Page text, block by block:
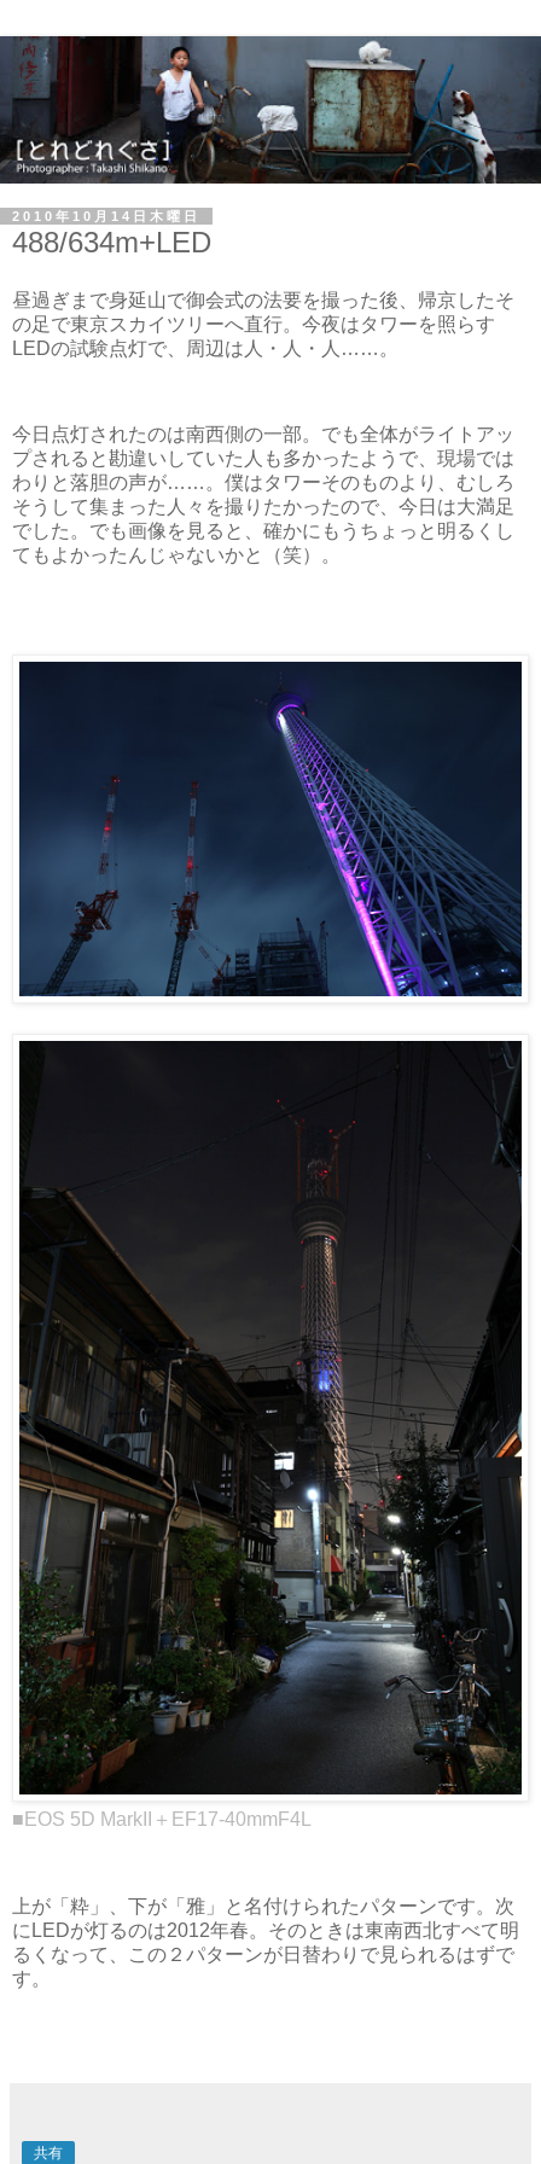
2010年10月14日木曜日
488/634m+LED
昼過ぎまで身延山で御会式の法要を撮った後、帰京したそ
の足で東京スカイツリーへ直行。今夜はタワーを照らす
LEDの試験点灯で、周辺は人・人・人……。
今日点灯されたのは南西側の一部。でも全体がライトアッ
プされると勘違いしていた人も多かったようで、現場では
わりと落胆の声が……。僕はタワーそのものより、むしろ
そうして集まった人々を撮りたかったので、今日は大満足
でした。でも画像を見ると、確かにもうちょっと明るくし
てもよかったんじゃないかと（笑）。
■EOS 5D MarkII＋EF17-40mmF4L
上が「粋」、下が「雅」と名付けられたパターンです。次
にLEDが灯るのは2012年春。そのときは東南西北すべて明
るくなって、この２パターンが日替わりで見られるはずで
す。
共有